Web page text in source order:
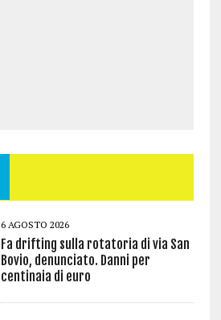
6 AGOSTO 2026
Fa drifting sulla rotatoria di via San
Bovio, denunciato. Danni per
centinaia di euro